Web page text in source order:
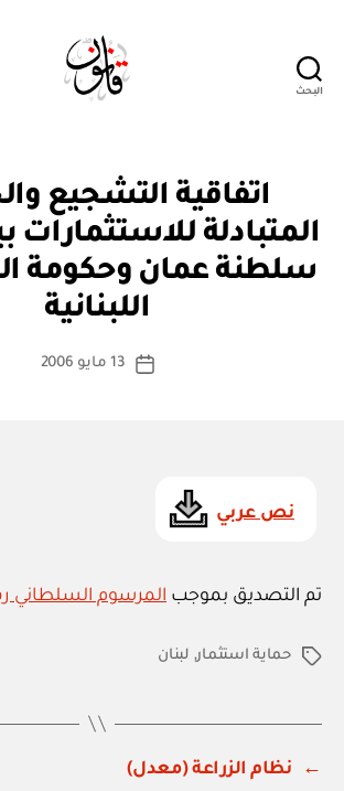
البحث
التصنيفاتاتفاقية التشجيع
المتبادلة للاستثمارات
سلطنة عمان وحكومة
اللبنانية
كاتب
بو
ا
س
ة
تاريخ
13 مايو 2006
نص عربي
تم التصديق بموجب المرسوم السلطاني رقم ٤٩ /
الوسومحماية استثمار, لبنان
←
نظام الزراعة (معدل)